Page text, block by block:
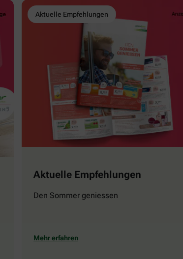
Aktuelle Empfehlungen
Aktuelle Empfehlungen
Den Sommer geniessen
Mehr erfahren